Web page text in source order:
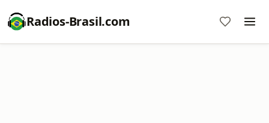
Radios-Brasil.com